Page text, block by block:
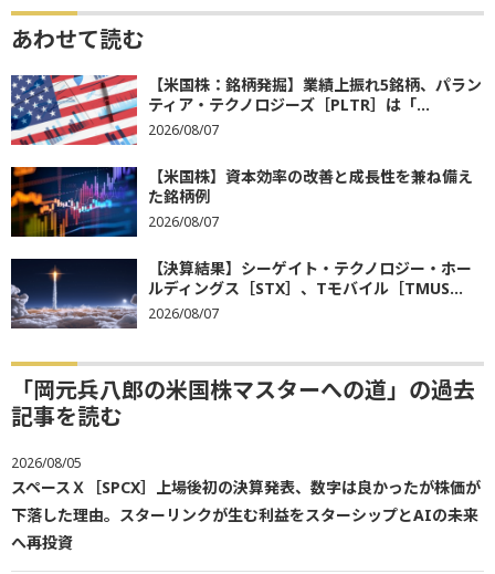
あわせて読む
【米国株：銘柄発掘】業績上振れ5銘柄、パラン
ティア・テクノロジーズ［PLTR］は「...
2026/08/07
【米国株】資本効率の改善と成長性を兼ね備え
た銘柄例
2026/08/07
【決算結果】シーゲイト・テクノロジー・ホー
ルディングス［STX］、Tモバイル［TMUS...
2026/08/07
「岡元兵八郎の米国株マスターへの道」の過去
記事を読む
2026/08/05
スペースＸ［SPCX］上場後初の決算発表、数字は良かったが株価が
下落した理由。スターリンクが生む利益をスターシップとAIの未来
へ再投資